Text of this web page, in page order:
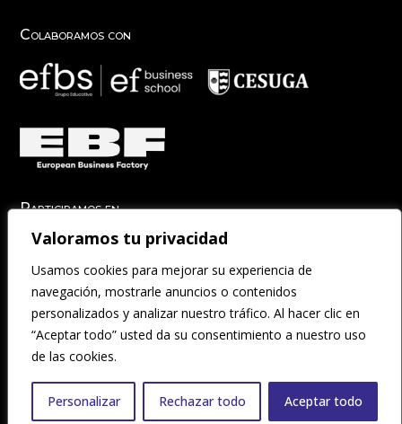
Valoramos tu privacidad
Usamos cookies para mejorar su experiencia de
navegación, mostrarle anuncios o contenidos
personalizados y analizar nuestro tráfico. Al hacer clic en
“Aceptar todo” usted da su consentimiento a nuestro uso
de las cookies.
Personalizar Rechazar todo Aceptar todo
Colaboramos con
Participamos en
Aviso Legal|Accesibilidad|Condiciones Generales|Fondos
Públicos|Política de Cookies|Política de Privacidad